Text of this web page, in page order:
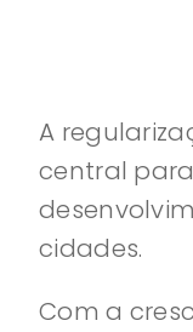
A
central
cidades.
Com a